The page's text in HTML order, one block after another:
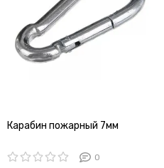
Карабин пожарный 7мм
0